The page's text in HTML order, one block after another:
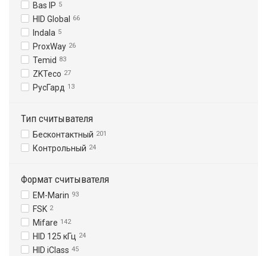
Bas IP 5
HID Global 66
Indala 5
ProxWay 26
Temid 83
ZKTeco 27
РусГард 13
Тип считывателя
Бесконтактный 201
Контрольный 24
Формат считывателя
EM-Marin 93
FSK 2
Mifare 142
HID 125 кГц 24
HID iClass 45